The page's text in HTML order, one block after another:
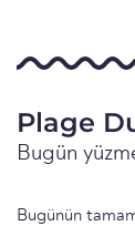
Plage
Bugün
Bugünün